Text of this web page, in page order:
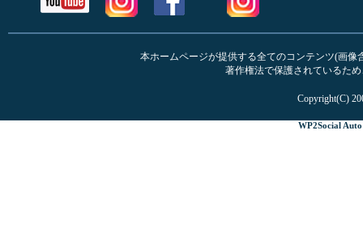
本ホームページが提供する全てのコンテンツ(画
著作権法で保護されているた
Copyright(C)
WP2Social